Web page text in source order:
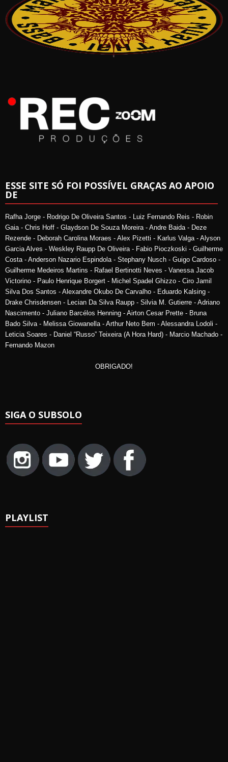
ESSE SITE SÓ FOI POSSÍVEL GRAÇAS AO APOIO
DE
Rafha Jorge - Rodrigo De Oliveira Santos - Luiz Fernando Reis - Robin
Gaia - Chris Hoff - Glaydson De Souza Moreira - Andre Baida - Deze
Rezende - Deborah Carolina Moraes - Alex Pizetti - Karlus Valga - Alyson
Garcia Alves - Weskley Raupp De Oliveira - Fabio Pioczkoski - Guilherme
Costa - Anderson Nazario Espindola - Stephany Nusch - Guigo Cardoso -
Guilherme Medeiros Martins - Rafael Bertinotti Neves - Vanessa Jacob
Victorino - Paulo Henrique Borgert - Michel Spadel Ghizzo - Ciro Jamil
Silva Dos Santos - Alexandre Okubo De Carvalho - Eduardo Kalsing -
Drake Chrisdensen - Lecian Da Silva Raupp - Silvia M. Gutierre - Adriano
Nascimento - Juliano Barcélos Henning - Airton Cesar Prette - Bruna
Bado Silva - Melissa Giowanella - Arthur Neto Bem - Alessandra Lodoli -
Leticia Soares - Daniel “Russo” Teixeira (A Hora Hard) - Marcio Machado -
Fernando Mazon
OBRIGADO!
SIGA O SUBSOLO
PLAYLIST